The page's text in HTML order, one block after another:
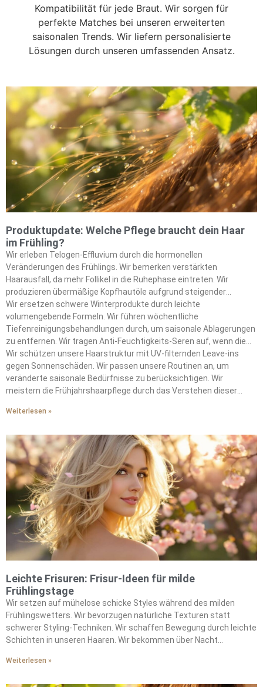
Kompatibilität für jede Braut. Wir sorgen für
perfekte Matches bei unseren erweiterten
saisonalen Trends. Wir liefern personalisierte
Lösungen durch unseren umfassenden Ansatz.
Produktupdate: Welche Pflege braucht dein Haar
im Frühling?
Wir erleben Telogen-Effluvium durch die hormonellen
Veränderungen des Frühlings. Wir bemerken verstärkten
Haarausfall, da mehr Follikel in die Ruhephase eintreten. Wir
produzieren übermäßige Kopfhautöle aufgrund steigender
Temperaturen.
Wir ersetzen schwere Winterprodukte durch leichte
volumengebende Formeln. Wir führen wöchentliche
Tiefenreinigungsbehandlungen durch, um saisonale Ablagerungen
zu entfernen. Wir tragen Anti-Feuchtigkeits-Seren auf, wenn die
Taupunkte 15°C überschreiten.
Wir schützen unsere Haarstruktur mit UV-filternden Leave-ins
gegen Sonnenschäden. Wir passen unsere Routinen an, um
veränderte saisonale Bedürfnisse zu berücksichtigen. Wir
meistern die Frühjahrshaarpflege durch das Verstehen dieser
Weiterlesen »
Leichte Frisuren: Frisur-Ideen für milde
Frühlingstage
Wir setzen auf mühelose schicke Styles während des milden
Frühlingswetters. Wir bevorzugen natürliche Texturen statt
schwerer Styling-Techniken. Wir schaffen Bewegung durch leichte
Schichten in unseren Haaren. Wir bekommen über Nacht
ersetzen die schweren Cremes des Winters durch luftige
Weiterlesen »